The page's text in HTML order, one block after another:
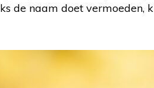
de naam doet vermoeden,